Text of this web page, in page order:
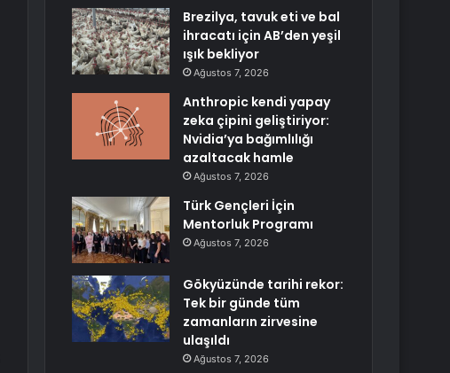
Brezilya, tavuk eti ve bal
ihracatı için AB’den yeşil
ışık bekliyor
Ağustos 7, 2026
Anthropic kendi yapay
zeka çipini geliştiriyor:
Nvidia’ya bağımlılığı
azaltacak hamle
Ağustos 7, 2026
Türk Gençleri İçin
Mentorluk Programı
Ağustos 7, 2026
Gökyüzünde tarihi rekor:
Tek bir günde tüm
zamanların zirvesine
ulaşıldı
Ağustos 7, 2026